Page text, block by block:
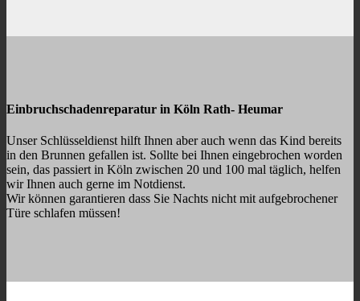
Einbruchschadenreparatur in Köln Rath- Heumar
Unser Schlüsseldienst hilft Ihnen aber auch wenn das Kind bereits
in den Brunnen gefallen ist. Sollte bei Ihnen eingebrochen worden
sein, das passiert in Köln zwischen 20 und 100 mal täglich, helfen
wir Ihnen auch gerne im Notdienst.
Wir können garantieren dass Sie Nachts nicht mit aufgebrochener
Türe schlafen müssen!